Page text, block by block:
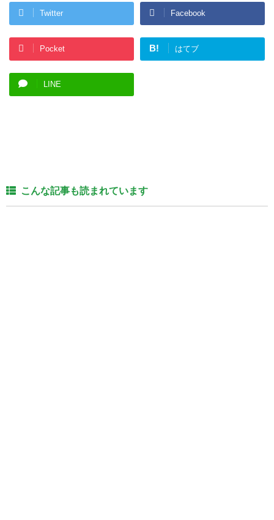
Twitter Facebook
Pocket B! はてブ
LINE
こんな記事も読まれています